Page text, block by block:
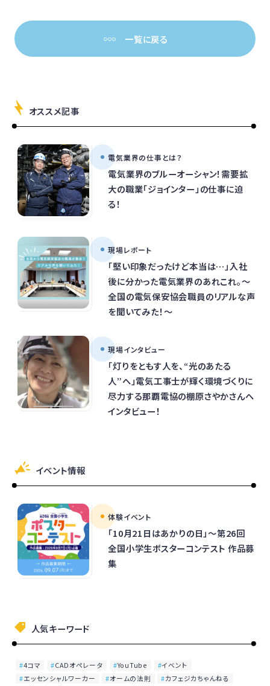
一覧に戻る
オススメ記事
電気業界の仕事とは？
電気業界のブルーオーシャン！需要拡
大の職業「ジョインター」の仕事に迫
る！
現場レポート
「堅い印象だったけど本当は…」入社
後に分かった電気業界のあれこれ。～
全国の電気保安協会職員のリアルな声
を聞いてみた！～
現場インタビュー
「灯りをともす人を、“光のあたる
人”へ」電気工事士が輝く環境づくりに
尽力する那覇電協の棚原さやかさんへ
インタビュー！
イベント情報
体験イベント
「10月21日はあかりの日」～第26回
全国小学生ポスターコンテスト 作品募
集
人気キーワード
4コマ CADオペレータ YouTube
イベント
エッセンシャルワーカー
オームの法則 カフェジカちゃんねる